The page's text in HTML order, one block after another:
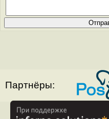
Партнёры: